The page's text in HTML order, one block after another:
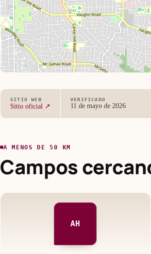
SITIO WEB
Sitio oficial ↗
VERIFICADO
11 de mayo de 2026
A MENOS DE 50 KM
Campos
AH